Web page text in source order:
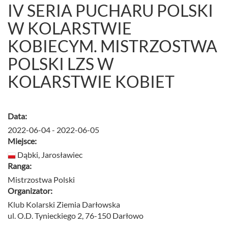
IV SERIA PUCHARU POLSKI
W KOLARSTWIE
KOBIECYM. MISTRZOSTWA
POLSKI LZS W
KOLARSTWIE KOBIET
Data:
2022-06-04 - 2022-06-05
Miejsce:
Dąbki, Jarosławiec
Ranga:
Mistrzostwa Polski
Organizator:
Klub Kolarski Ziemia Darłowska
ul. O.D. Tynieckiego 2, 76-150 Darłowo